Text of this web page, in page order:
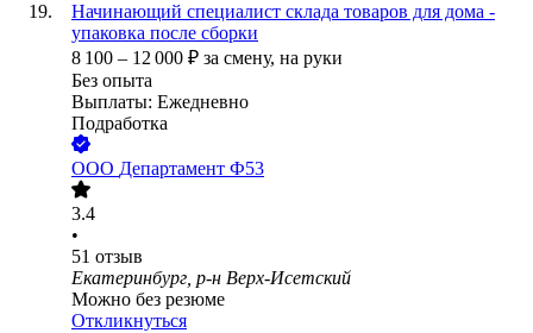
Начинающий специалист склада товаров для дома -
упаковка после сборки
8 100 – 12 000 ₽ за смену, на руки
Без опыта
Выплаты: Ежедневно
Подработка
ООО Департамент Ф53
3.4
•
51 отзыв
Екатеринбург, р-н Верх-Исетский
Можно без резюме
Откликнуться